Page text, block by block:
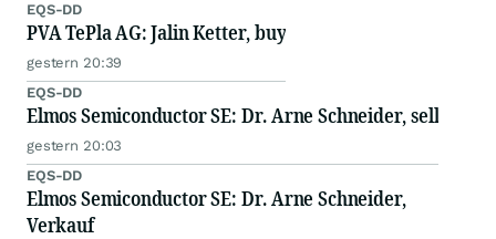
EQS-DD
PVA TePla AG: Jalin Ketter, buy
gestern 20:39
EQS-DD
Elmos Semiconductor SE: Dr. Arne Schneider, sell
gestern 20:03
EQS-DD
Elmos Semiconductor SE: Dr. Arne Schneider,
Verkauf